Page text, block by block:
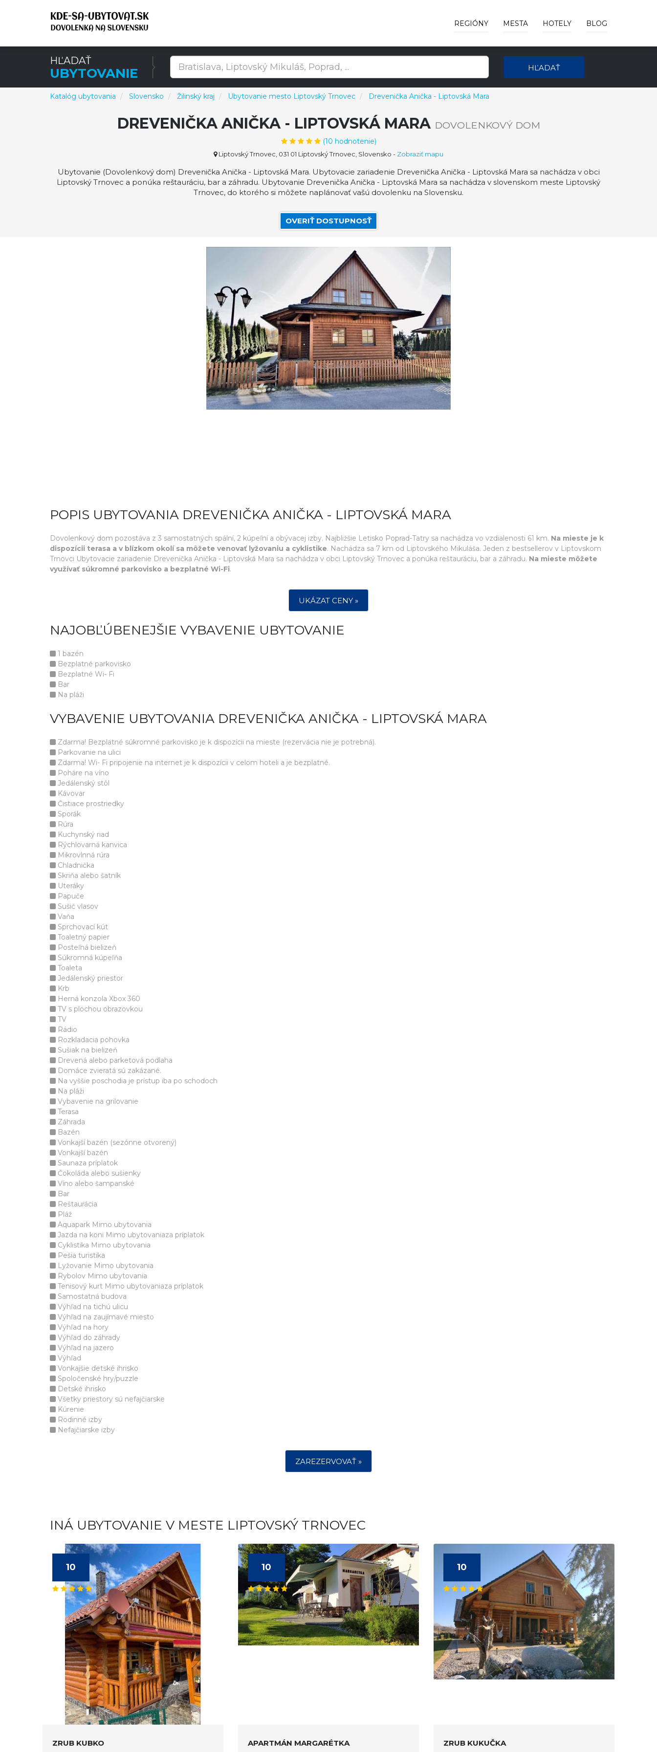
REGIÓNY MESTA HOTELY BLOG
HĽADAŤ
UBYTOVANIE HĽADAŤ
Katalóg ubytovania Slovensko Žilinský kraj Ubytovanie mesto Liptovský Trnovec Drevenička Anička - Liptovská Mara
DREVENIČKA ANIČKA - LIPTOVSKÁ MARA DOVOLENKOVÝ DOM
(10 hodnotenie)
Liptovský Trnovec, 031 01 Liptovský Trnovec, Slovensko - Zobraziť mapu
Ubytovanie (Dovolenkový dom) Drevenička Anička - Liptovská Mara. Ubytovacie zariadenie Drevenička Anička - Liptovská Mara sa nachádza v obci
Liptovský Trnovec a ponúka reštauráciu, bar a záhradu. Ubytovanie Drevenička Anička - Liptovská Mara sa nachádza v slovenskom meste Liptovský
Trnovec, do ktorého si môžete naplánovať vašú dovolenku na Slovensku.
OVERIŤ DOSTUPNOSŤ
POPIS UBYTOVANIA DREVENIČKA ANIČKA - LIPTOVSKÁ MARA
Dovolenkový dom pozostáva z 3 samostatných spální, 2 kúpeľní a obývacej izby. Najbližšie Letisko Poprad-Tatry sa nachádza vo vzdialenosti 61 km. Na mieste je k
dispozícii terasa a v blízkom okolí sa môžete venovať lyžovaniu a cyklistike. Nachádza sa 7 km od Liptovského Mikuláša. Jeden z bestsellerov v Liptovskom
Trnovci Ubytovacie zariadenie Drevenička Anička - Liptovská Mara sa nachádza v obci Liptovský Trnovec a ponúka reštauráciu, bar a záhradu. Na mieste môžete
využívať súkromné parkovisko a bezplatné Wi-Fi.
UKÁZAT CENY »
NAJOBĽÚBENEJŠIE VYBAVENIE UBYTOVANIE
1 bazén
Bezplatné parkovisko
Bezplatné Wi- Fi
Bar
Na pláži
VYBAVENIE UBYTOVANIA DREVENIČKA ANIČKA - LIPTOVSKÁ MARA
Zdarma! Bezplatné súkromné parkovisko je k dispozícii na mieste (rezervácia nie je potrebná).
Parkovanie na ulici
Zdarma! Wi- Fi pripojenie na internet je k dispozícii v celom hoteli a je bezplatné.
Poháre na víno
Jedálenský stôl
Kávovar
Čistiace prostriedky
Sporák
Rúra
Kuchynský riad
Rýchlovarná kanvica
Mikrovlnná rúra
Chladnička
Skriňa alebo šatník
Uteráky
Papuče
Sušič vlasov
Vaňa
Sprchovací kút
Toaletný papier
Posteľná bielizeň
Súkromná kúpeľňa
Toaleta
Jedálenský priestor
Krb
Herná konzola Xbox 360
TV s plochou obrazovkou
TV
Rádio
Rozkladacia pohovka
Sušiak na bielizeň
Drevená alebo parketová podlaha
Domáce zvieratá sú zakázané.
Na vyššie poschodia je prístup iba po schodoch
Na pláži
Vybavenie na grilovanie
Terasa
Záhrada
Bazén
Vonkajší bazén (sezónne otvorený)
Vonkajší bazén
Saunaza príplatok
Čokoláda alebo sušienky
Víno alebo šampanské
Bar
Reštaurácia
Pláž
Aquapark Mimo ubytovania
Jazda na koni Mimo ubytovaniaza príplatok
Cyklistika Mimo ubytovania
Pešia turistika
Lyžovanie Mimo ubytovania
Rybolov Mimo ubytovania
Tenisový kurt Mimo ubytovaniaza príplatok
Samostatná budova
Výhľad na tichú ulicu
Výhľad na zaujímavé miesto
Výhľad na hory
Výhľad do záhrady
Výhľad na jazero
Výhľad
Vonkajšie detské ihrisko
Spoločenské hry/puzzle
Detské ihrisko
Všetky priestory sú nefajčiarske
Kúrenie
Rodinné izby
Nefajčiarske izby
ZAREZERVOVAŤ »
INÁ UBYTOVANIE V MESTE LIPTOVSKÝ TRNOVEC
10
ZRUB KUBKO
10
APARTMÁN MARGARÉTKA
10
ZRUB KUKUČKA